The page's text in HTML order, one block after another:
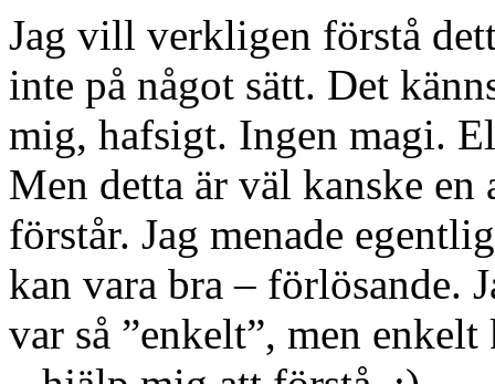
Jag vill verkligen förstå
inte på något sätt. Det
mig, hafsigt. Ingen magi.
Men detta är väl kanske
förstår. Jag menade
kan vara bra – förlösande.
var så ”enkelt”, men